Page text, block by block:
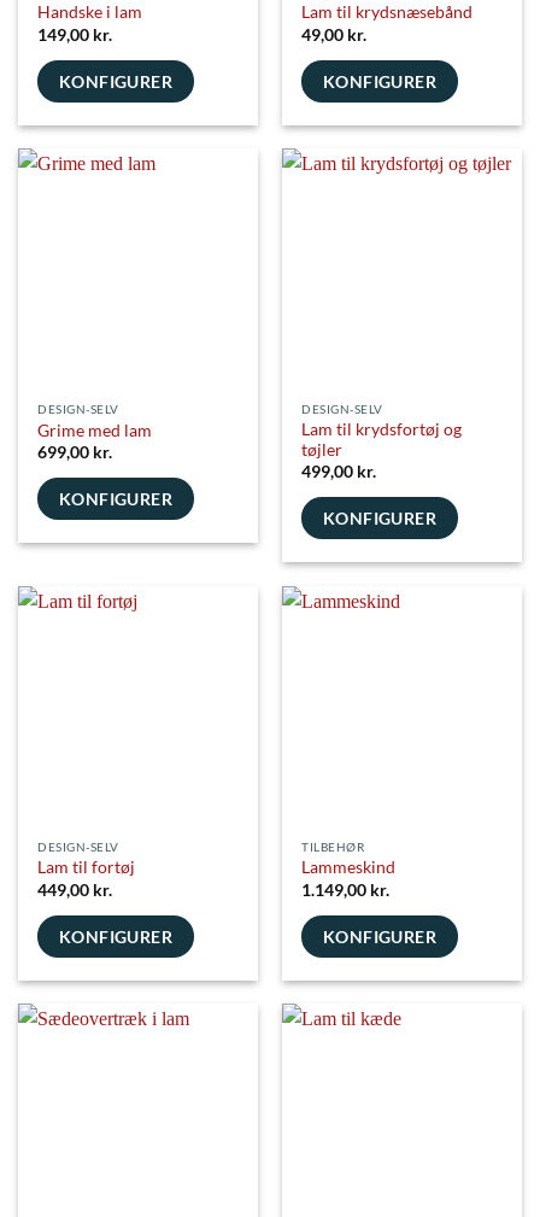
Handske i lam
149,00 kr.
KONFIGURER
Lam til krydsnæsebånd
49,00 kr.
KONFIGURER
DESIGN-SELV
Grime med lam
699,00 kr.
KONFIGURER
DESIGN-SELV
Lam til krydsfortøj og
tøjler
499,00 kr.
KONFIGURER
DESIGN-SELV
Lam til fortøj
449,00 kr.
KONFIGURER
TILBEHØR
Lammeskind
1.149,00 kr.
KONFIGURER